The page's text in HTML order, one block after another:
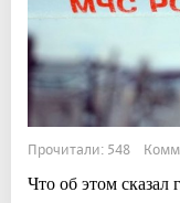
Прочитали: 548
Что об этом сказал